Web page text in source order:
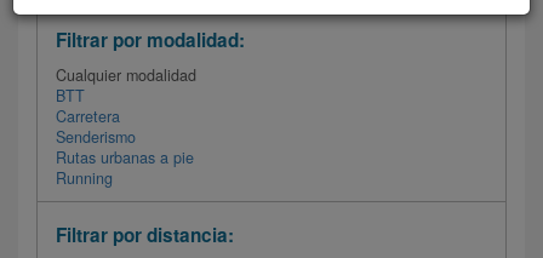
Filtrar por modalidad:
Cualquier modalidad
BTT
Carretera
Senderismo
Rutas urbanas a pie
Running
Filtrar por distancia: